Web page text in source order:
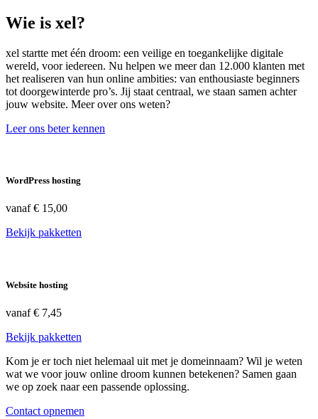
Wie is xel?
xel startte met één droom: een veilige en toegankelijke digitale
wereld, voor iedereen. Nu helpen we meer dan 12.000 klanten met
het realiseren van hun online ambities: van enthousiaste beginners
tot doorgewinterde pro’s. Jij staat centraal, we staan samen achter
jouw website. Meer over ons weten?
Leer ons beter kennen
WordPress hosting
vanaf€ 15,00
Bekijk pakketten
Website hosting
vanaf€ 7,45
Bekijk pakketten
Kom je er toch niet helemaal uit met je domeinnaam? Wil je weten
wat we voor jouw online droom kunnen betekenen? Samen gaan
we op zoek naar een passende oplossing.
Contact opnemen